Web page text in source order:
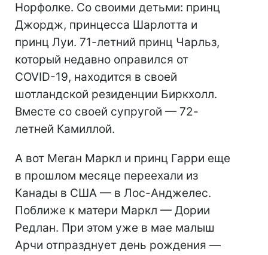
Норфолке. Со своими детьми: принц
Джордж, принцесса Шарлотта и
принц Луи. 71-летний принц Чарльз,
который недавно оправился от
COVID-19, находится в своей
шотландской резиденции Биркхолл.
Вместе со своей супругой — 72-
летней Камиллой.
А вот Меган Маркл и принц Гарри еще
в прошлом месяце переехали из
Канады в США — в Лос-Анджелес.
Поближе к матери Маркл — Дории
Редлан. При этом уже в мае малыш
Арчи отпразднует день рождения —